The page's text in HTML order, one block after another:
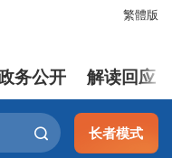
繁體版
务公开 解读回应
长者模式